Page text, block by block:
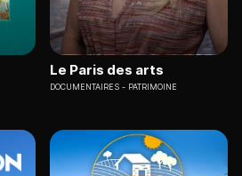
Le Paris des arts
DOCUMENTAIRES PATRIMOINE